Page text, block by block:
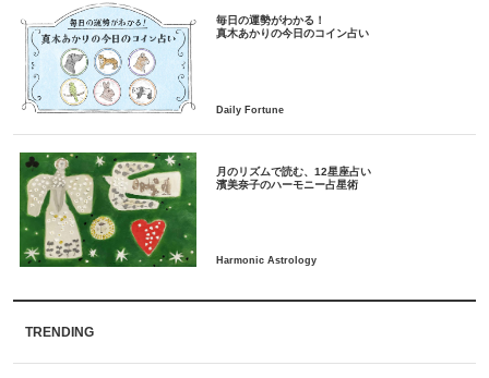
毎日の運勢がわかる！
月のリズムで読む、12星座占い
TRENDING